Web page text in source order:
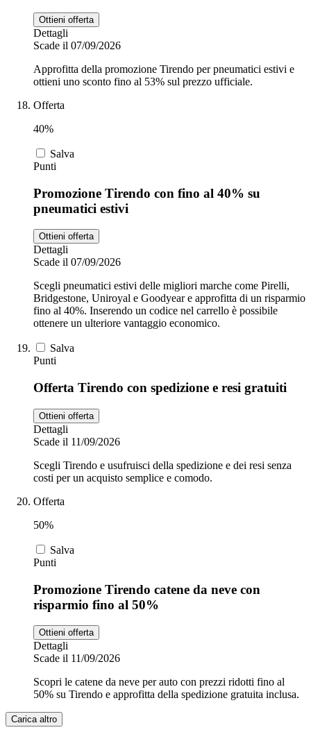
Ottieni offerta
Dettagli
Scade il 07/09/2026
Approfitta della promozione Tirendo per pneumatici estivi e
ottieni uno sconto fino al 53% sul prezzo ufficiale.
Offerta
40%
Salva
Punti
Promozione Tirendo con fino al 40% su
pneumatici estivi
Ottieni offerta
Dettagli
Scade il 07/09/2026
Scegli pneumatici estivi delle migliori marche come Pirelli,
Bridgestone, Uniroyal e Goodyear e approfitta di un risparmio
fino al 40%. Inserendo un codice nel carrello è possibile
ottenere un ulteriore vantaggio economico.
Salva
Punti
Offerta Tirendo con spedizione e resi gratuiti
Ottieni offerta
Dettagli
Scade il 11/09/2026
Scegli Tirendo e usufruisci della spedizione e dei resi senza
costi per un acquisto semplice e comodo.
Offerta
50%
Salva
Punti
Promozione Tirendo catene da neve con
risparmio fino al 50%
Ottieni offerta
Dettagli
Scade il 11/09/2026
Scopri le catene da neve per auto con prezzi ridotti fino al
50% su Tirendo e approfitta della spedizione gratuita inclusa.
Carica altro